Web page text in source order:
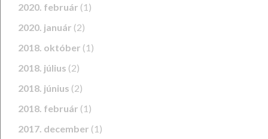
2020. február (1)
2020. január (2)
2018. október (1)
2018. július (2)
2018. június (2)
2018. február (1)
2017. december (1)